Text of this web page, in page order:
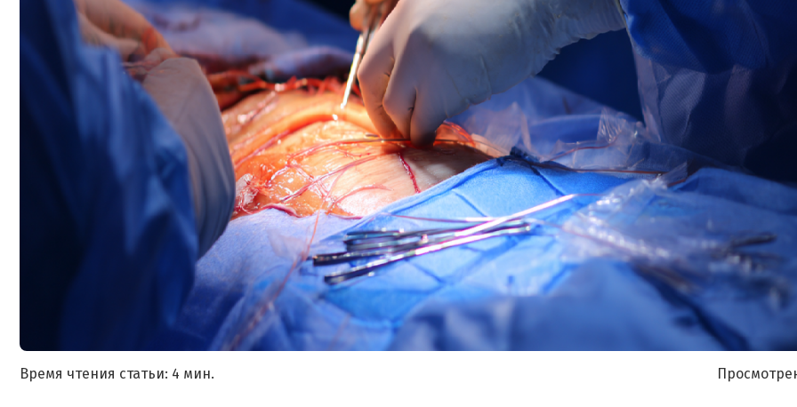
Время чтения статьи: 4 мин.
Я согласен на обработку моих персональных данных